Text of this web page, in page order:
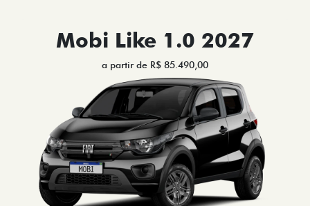
Mobi Like 1.0 2027
a partir de R$ 85.490,00